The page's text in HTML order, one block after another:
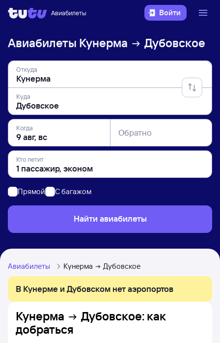
Авиабилеты Войти
Авиабилеты Кунерма Дубовское
Откуда
Куда
Когда Обратно
Кто летит
Прямой C багажом
Найти авиабилеты
Авиабилеты Кунерма Дубовское
В Кунерме и Дубовском нет аэропортов
Кунерма Дубовское: как
добраться